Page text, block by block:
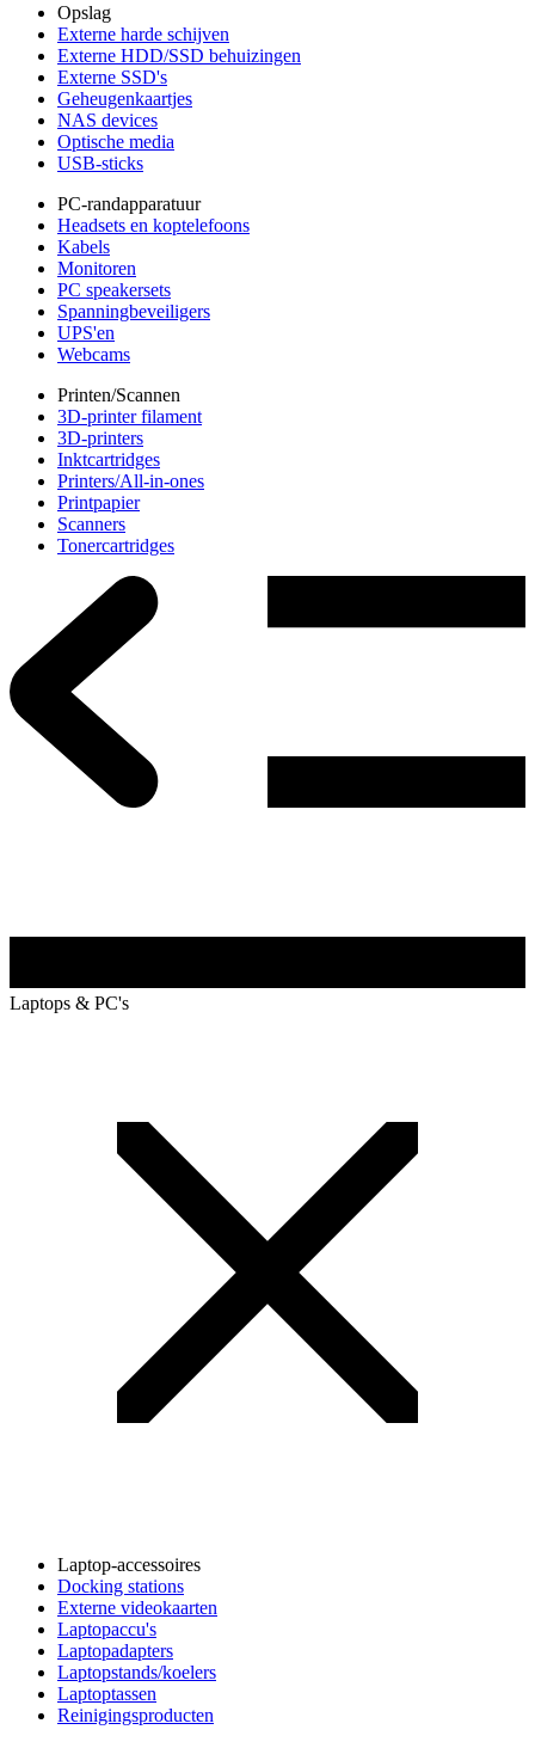
Opslag
Externe harde schijven
Externe HDD/SSD behuizingen
Externe SSD's
Geheugenkaartjes
NAS devices
Optische media
USB-sticks
PC-randapparatuur
Headsets en koptelefoons
Kabels
Monitoren
PC speakersets
Spanningbeveiligers
UPS'en
Webcams
Printen/Scannen
3D-printer filament
3D-printers
Inktcartridges
Printers/All-in-ones
Printpapier
Scanners
Tonercartridges
Laptops & PC's
Laptop-accessoires
Docking stations
Externe videokaarten
Laptopaccu's
Laptopadapters
Laptopstands/koelers
Laptoptassen
Reinigingsproducten